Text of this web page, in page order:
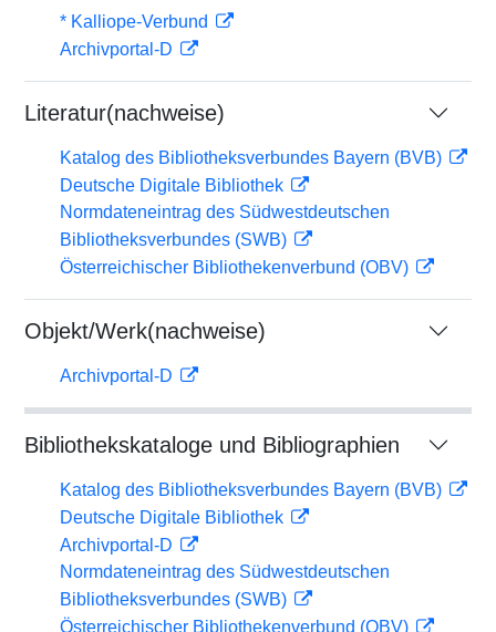
* Kalliope-Verbund
Archivportal-D
Literatur(nachweise)
Katalog des Bibliotheksverbundes Bayern (BVB)
Deutsche Digitale Bibliothek
Normdateneintrag des Südwestdeutschen
Bibliotheksverbundes (SWB)
Österreichischer Bibliothekenverbund (OBV)
Objekt/Werk(nachweise)
Archivportal-D
Bibliothekskataloge und Bibliographien
Katalog des Bibliotheksverbundes Bayern (BVB)
Deutsche Digitale Bibliothek
Archivportal-D
Normdateneintrag des Südwestdeutschen
Bibliotheksverbundes (SWB)
Österreichischer Bibliothekenverbund (OBV)